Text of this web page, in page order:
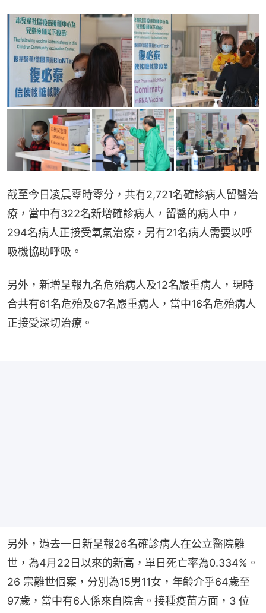
截至今日凌晨零時零分，共有2,721名確診病人留醫治
療，當中有322名新增確診病人，留醫的病人中，
294名病人正接受氧氣治療，另有21名病人需要以呼
吸機協助呼吸。
另外，新增呈報九名危殆病人及12名嚴重病人，現時
合共有61名危殆及67名嚴重病人，當中16名危殆病人
正接受深切治療。
另外，過去一日新呈報26名確診病人在公立醫院離
世，為4月22日以來的新高，單日死亡率為0.334%。
26 宗離世個案，分別為15男11女，年齡介乎64歲至
97歲，當中有6人係來自院舍。接種疫苗方面，3 位